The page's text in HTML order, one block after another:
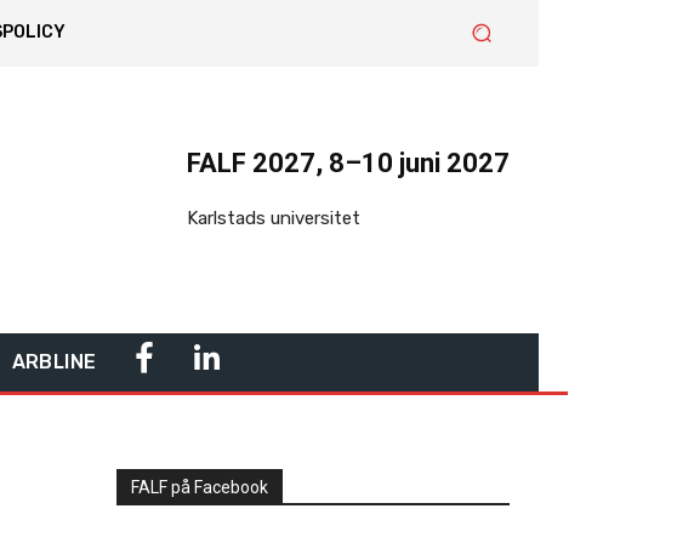
FALF 2027, 8–10 juni 2027
Karlstads universitet
ARBLINE
C
L
N
FALF på Facebook